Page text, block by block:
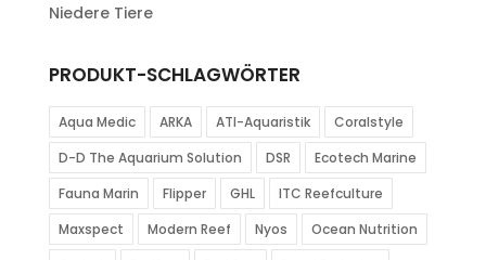
Niedere Tiere
PRODUKT-SCHLAGWÖRTER
Aqua Medic ARKA ATI-Aquaristik
Coralstyle
D-D The Aquarium Solution
DSR
Ecotech Marine
Fauna Marin
Flipper GHL
ITC Reefculture
Maxspect
Modern Reef Nyos
Ocean Nutrition